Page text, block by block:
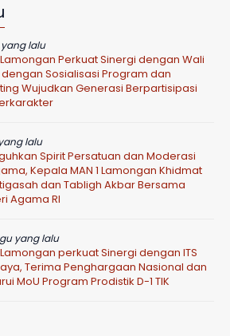
yang lalu
Lamongan Perkuat Sinergi dengan Wali
Sosialisasi Program dan
Wujudkan Generasi Berpartisipasi
lalu
Spirit Persatuan dan Moderasi
Kepala MAN 1 Lamongan Khidmat
dan Tabligh Akbar Bersama
Agama RI
yang lalu
Lamongan perkuat Sinergi dengan ITS
Terima Penghargaan Nasional dan
MoU Program Prodistik D-1 TIK